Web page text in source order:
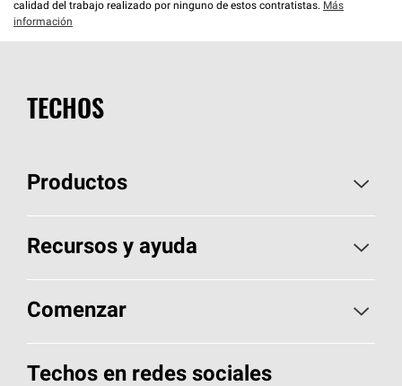
calidad del trabajo realizado por ninguno de estos contratistas. Más
información
TECHOS
Productos
Elija sus tejas
Encuentre un contratista
Componentes para techos
Recursos y ayuda
Aspectos básicos sobre techos
Herramientas de diseño y color
Comenzar
Llame al 1-800-GET-PINK®
Techos en redes sociales